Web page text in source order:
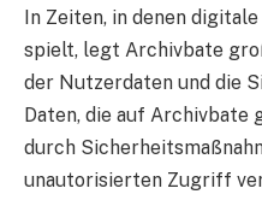
In Zeiten, in denen
spielt, legt Archivbate
der Nutzerdaten und die
Daten, die auf Archivbate
durch
unautorisierten Zugriff